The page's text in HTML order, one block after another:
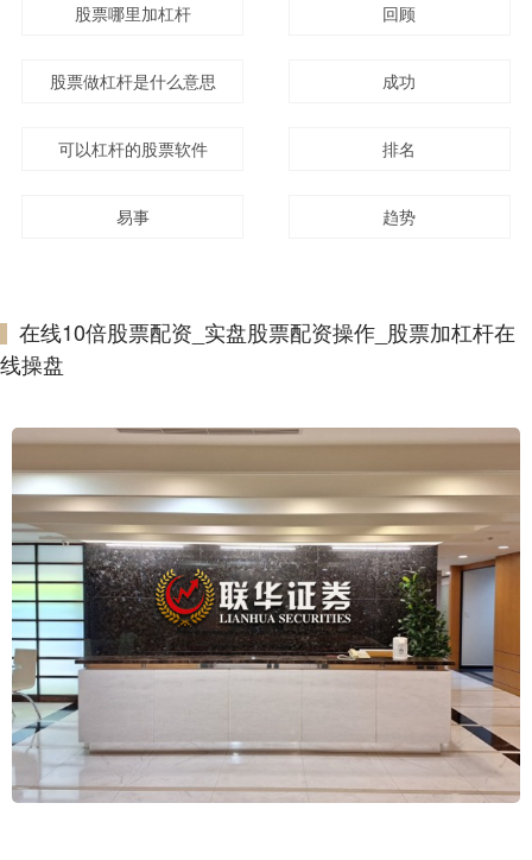
股票哪里加杠杆 回顾
股票做杠杆是什么意思 成功
可以杠杆的股票软件 排名
易事 趋势
在线10倍股票配资_实盘股票配资操作_股票加杠杆在
线操盘